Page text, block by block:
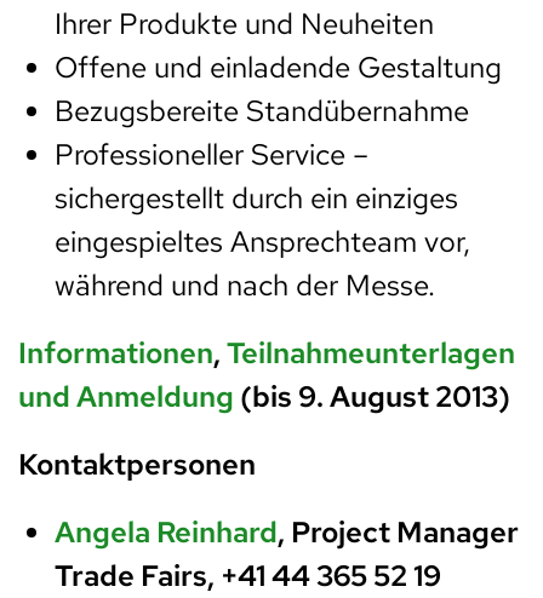
Ihrer Produkte und Neuheiten
Offene und einladende Gestaltung
Bezugsbereite Standübernahme
Professioneller Service –
sichergestellt durch ein einziges
eingespieltes Ansprechteam vor,
während und nach der Messe.
Informationen,Teilnahmeunterlagen
und Anmeldung (bis 9. August 2013)
Kontaktpersonen
Angela Reinhard, Project Manager
Trade Fairs, +41 44 365 52 19